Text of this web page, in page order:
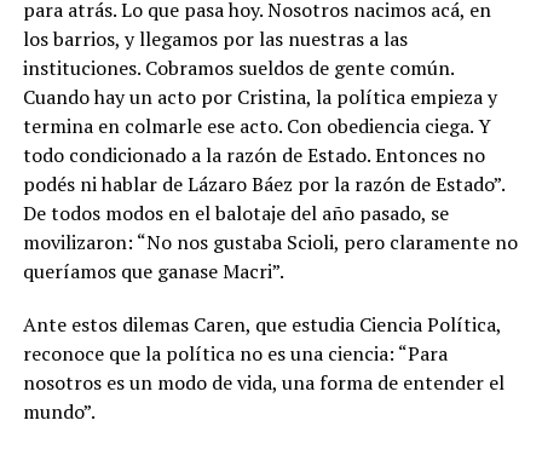
para atrás. Lo que pasa hoy. Nosotros nacimos acá, en
los barrios, y llegamos por las nuestras a las
instituciones. Cobramos sueldos de gente común.
Cuando hay un acto por Cristina, la política empieza y
termina en colmarle ese acto. Con obediencia ciega. Y
todo condicionado a la razón de Estado. Entonces no
podés ni hablar de Lázaro Báez por la razón de Estado”.
De todos modos en el balotaje del año pasado, se
movilizaron: “No nos gustaba Scioli, pero claramente no
queríamos que ganase Macri”.
Ante estos dilemas Caren, que estudia Ciencia Política,
reconoce que la política no es una ciencia: “Para
nosotros es un modo de vida, una forma de entender el
mundo”.